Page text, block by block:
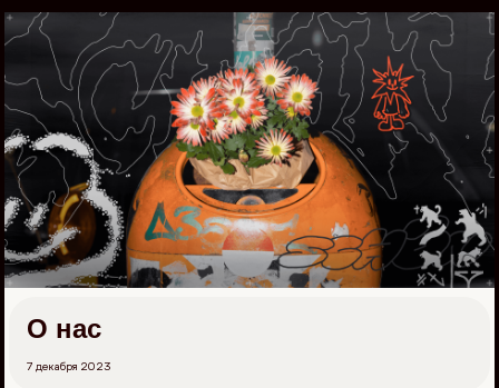
материалам
О нас
7 декабря 2023